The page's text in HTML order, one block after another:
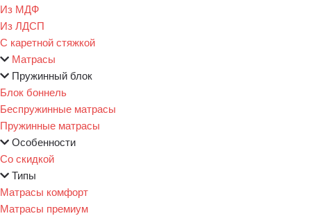
Из МДФ
Из ЛДСП
С каретной стяжкой
Матрасы
Пружинный блок
Блок боннель
Беспружинные матрасы
Пружинные матрасы
Особенности
Со скидкой
Типы
Матрасы комфорт
Матрасы премиум